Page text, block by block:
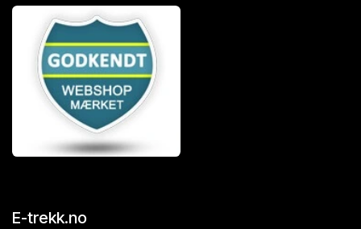
E-trekk.no